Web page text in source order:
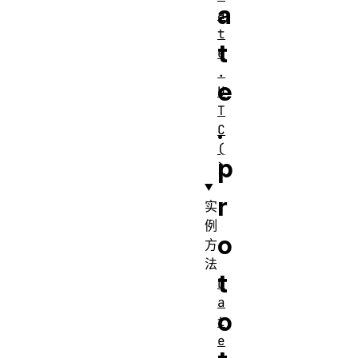
a
t
e
.
p
r
o
t
o
a
t
e
.
U
T
C
(
)
实
例
方
法
D
a
t
e